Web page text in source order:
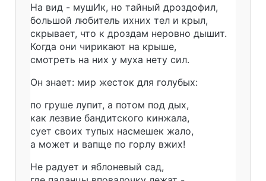
На вид - мушИк, но тайный дроздофил,
большой любитель ихних тел и крыл,
скрывает, что к дроздам неровно дышит.
Когда они чирикают на крыше,
смотреть на них у муха нету сил.
Он знает: мир жесток для голубых:
по груше лупит, а потом под дых,
как лезвие бандитского кинжала,
сует своих тупых насмешек жало,
а может и вапще по горлу вжих!
Не радует и яблоневый сад,